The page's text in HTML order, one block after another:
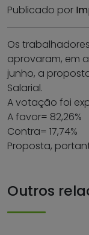
Publicado por
Os
aprovaram, em
junho, a
Salarial.
A votação foi
A favor= 82,26%
Contra= 17,74%
Proposta,
Outros